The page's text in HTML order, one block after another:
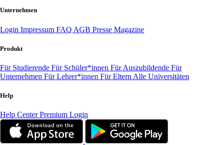
Unternehmen
Login Impressum FAQ AGB Presse Magazine
Produkt
Für Studierende Für Schüler*innen Für Auszubildende Für
Unternehmen Für Lehrer*innen Für Eltern Alle Universitäten
Help
Help CenterPremium Login